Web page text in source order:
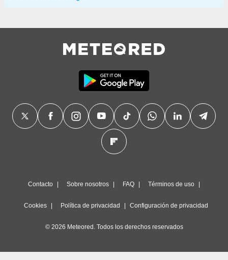
Contacto Sobre nosotros FAQ Términos de uso
Cookies Política de privacidad Configuración de privacidad
© 2026 Meteored. Todos los derechos reservados